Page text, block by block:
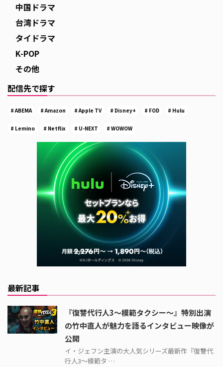
中国ドラマ
台湾ドラマ
タイドラマ
K-POP
その他
配信先で探す
ABEMA Amazon Apple TV Disney+ FOD Hulu
Lemino Netflix U-NEXT WOWOW
最新記事
『復讐代行人3～模範タクシー～』特別出演
の竹中直人が魅力を語るインタビュー映像が
公開
イ・ジェフン主演の大人気シリーズ最新作『復讐代
行人3～模範タ …